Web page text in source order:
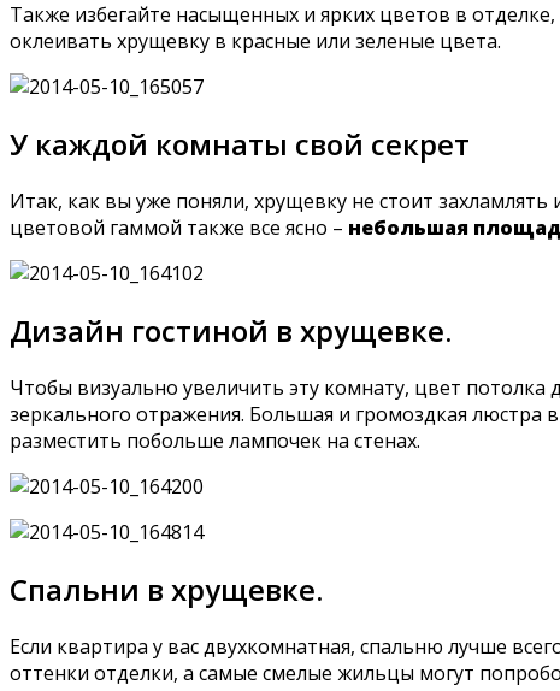
Также избегайте насыщенных и ярких цветов в
оклеивать хрущевку в красные или зеленые цвета.
У каждой комнаты свой секрет
Итак, как вы уже поняли, хрущевку не стоит
цветовой гаммой также все ясно – небольшая
Дизайн гостиной в хрущевке.
Чтобы визуально увеличить эту комнату, цвет
зеркального отражения. Большая и громоздкая люстра
разместить побольше лампочек на стенах.
Спальни в хрущевке.
Если квартира у вас двухкомнатная, спальню лучше
оттенки отделки, а самые смелые жильцы могут